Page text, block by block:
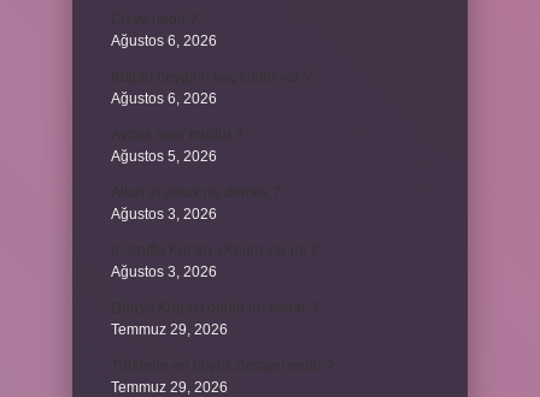
Ağustos 6, 2026
Ağustos 6, 2026
Ağustos 5, 2026
Ağustos 3, 2026
Ağustos 3, 2026
Temmuz 29, 2026
Temmuz 29, 2026